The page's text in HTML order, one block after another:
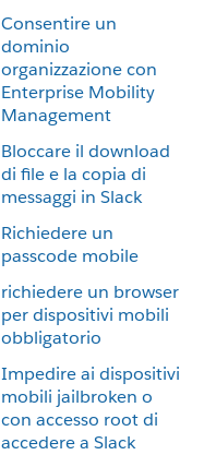
Consentire un
dominio
organizzazione con
Enterprise Mobility
Management
Bloccare il download
di file e la copia di
messaggi in Slack
Richiedere un
passcode mobile
richiedere un browser
per dispositivi mobili
obbligatorio
Impedire ai dispositivi
mobili jailbroken o
con accesso root di
accedere a Slack